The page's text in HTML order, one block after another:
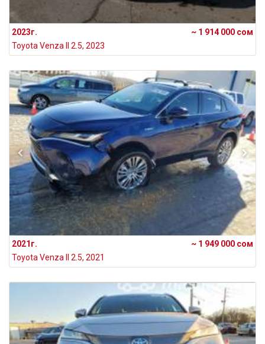
2023г.
~ 1 914 000 сом
Toyota Venza II 2.5, 2023
2021г.
~ 1 949 000 сом
Toyota Venza II 2.5, 2021